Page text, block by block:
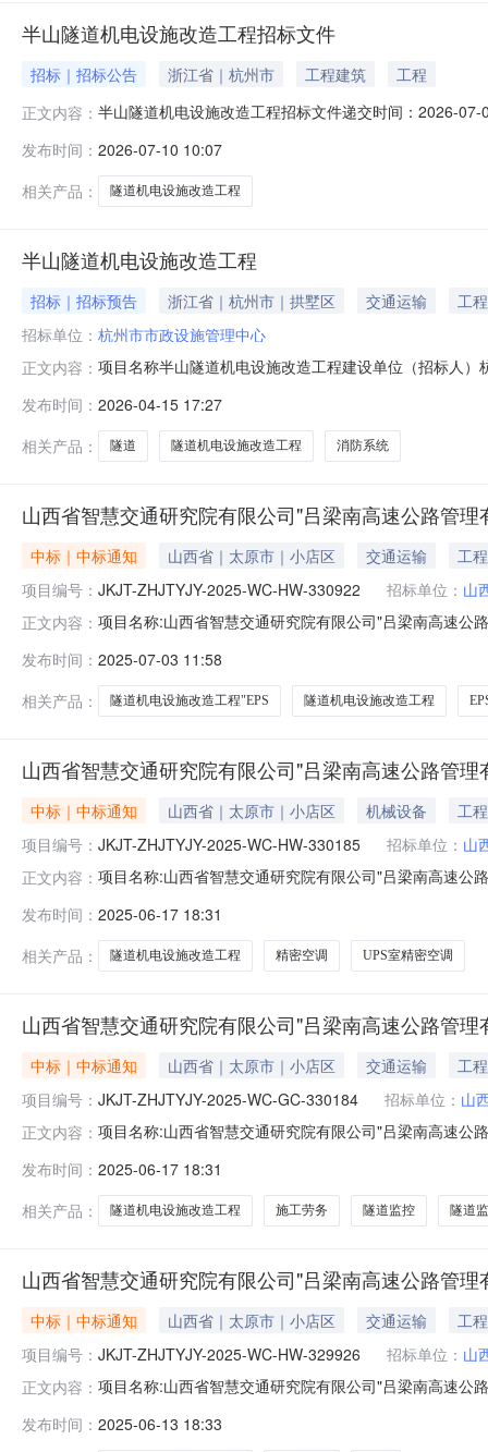
半山隧道机电设施改造工程招标文件
招标｜招标公告 浙江省｜杭州市 工程建筑
工程
正文内容： 半山隧道机电设施改造工程招标文件递交时间：2026-
间是否延期延期后开标时间延期后开标地点对文件澄清
高。为保障项目履约质量与现场
发布时间： 2026-07-10 10:07
相关产品：
隧道机电设施改造工程
半山隧道机电设施改造工程
招标｜招标预告 浙江省｜杭州市｜拱墅区 交通运输
工程
招标单位： 杭州市市政设施管理中心
正文内容： 项目名称半山隧道机电设施改造工程建设单位（招标人
道中控平台进行升级改造。招标项目序号工程（标段名
控制系统、应急电话系统、通风系统、
发布时间： 2026-04-15 17:27
相关产品：
隧道 隧道机电设施改造工程 消防系统
山西省智慧交通研究院有限公司"吕梁南高速公路管
中标｜中标通知 山西省｜太原市｜小店区 交通运输
工程
项目编号： JKJT-ZHJTYJY-2025-WC-HW-330922 招标单位： 山
正文内容： 项目名称:山西省智慧交通研究院有限公司"吕梁南高速公
限公司"吕梁南高速公路管理有限公司隧道机电设施改造
发布时间： 2025-07-03 11:58
相关产品：
隧道机电设施改造工程"EPS 隧道机电设施改造工程
山西省智慧交通研究院有限公司"吕梁南高速公路管
中标｜中标通知 山西省｜太原市｜小店区 机械设备
工程
项目编号： JKJT-ZHJTYJY-2025-WC-HW-330185 招标单位： 山
正文内容： 项目名称:山西省智慧交通研究院有限公司"吕梁南高速公
司"吕梁南高速公路管理有限公司隧道机电设施改造工程"
发布时间： 2025-06-17 18:31
相关产品：
隧道机电设施改造工程 精密空调 UPS室精密空调
山西省智慧交通研究院有限公司"吕梁南高速公路管
中标｜中标通知 山西省｜太原市｜小店区 交通运输
工程
项目编号： JKJT-ZHJTYJY-2025-WC-GC-330184 招标单位： 山
正文内容： 项目名称:山西省智慧交通研究院有限公司"吕梁南高速公
有限公司"吕梁南高速公路管理有限公司隧道机电设施改
发布时间： 2025-06-17 18:31
相关产品：
隧道机电设施改造工程 施工劳务 隧道监控 隧道
山西省智慧交通研究院有限公司"吕梁南高速公路管
中标｜中标通知 山西省｜太原市｜小店区 交通运输
工程
项目编号： JKJT-ZHJTYJY-2025-WC-HW-329926 招标单位： 山
正文内容： 项目名称:山西省智慧交通研究院有限公司"吕梁南高速公
司"吕梁南高速公路管理有限公司隧道机电设施改造工程"
发布时间： 2025-06-13 18:33